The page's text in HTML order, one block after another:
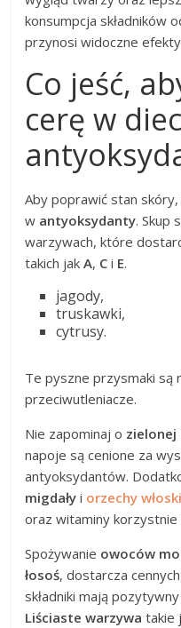
konsumpcja składników
przynosi widoczne
Co jeść,
cerę w
Aby poprawić stan
w antyoksydanty. Skup
warzywach, które
takich jakA, C i E.
jagody,
truskawki,
cytrusy.
Te pyszne przysmaki są
przeciwutleniacze.
Nie zapominaj o zielonej
napoje są cenione za
antyoksydantów.
migdały i orzechy
oraz witaminy korzystnie
Spożywanie owoców
łosoś, dostarcza
składniki mają
Liściaste warzywa takie